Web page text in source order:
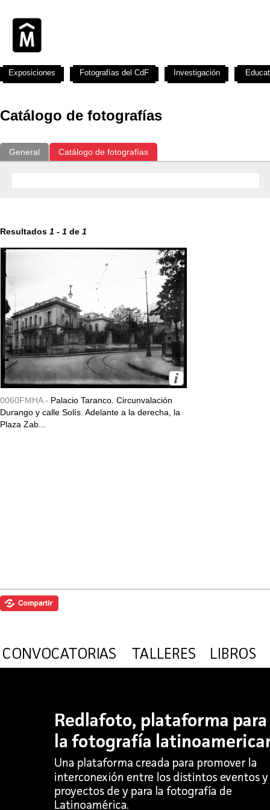
Catálogo de fotografías
General Catálogo de fotografías
Resultados 1 - 1 de 1
0060FMHA - Palacio Taranco. Circunvalación
Durango y calle Solís. Adelante a la derecha, la
Plaza Zab...
Exposiciones Fotografías del CdF Investigación